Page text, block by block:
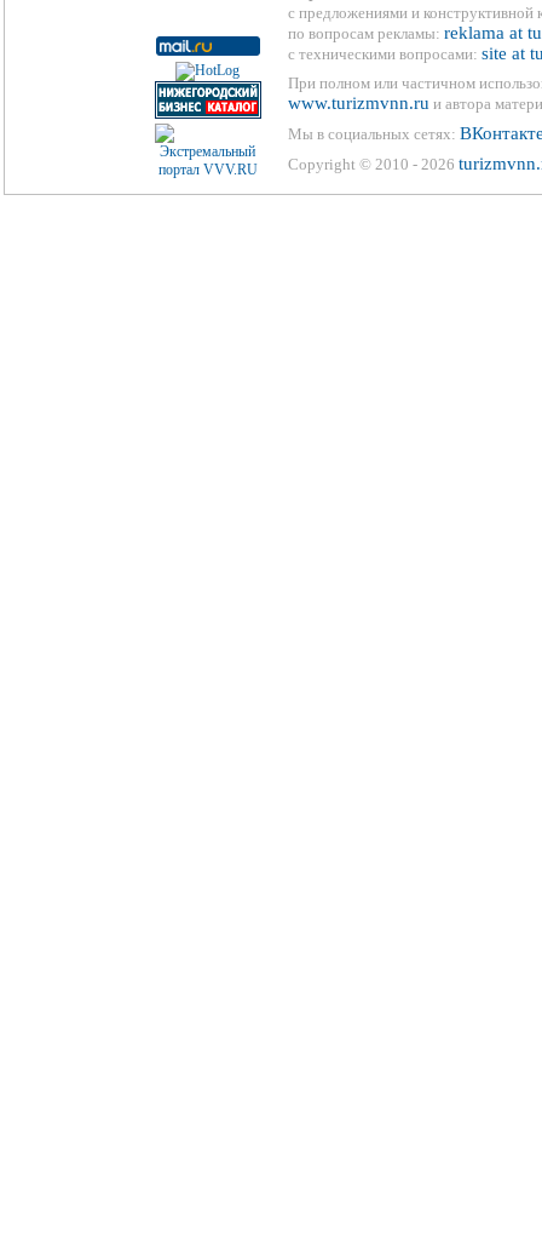
с предложениями и конструктивной
по вопросам рекламы: reklama at
с техническими вопросами: site at
При полном или частичном
www.turizmvnn.ru и автора
Мы в социальных сетях:
Copyright © 2010 - 2026